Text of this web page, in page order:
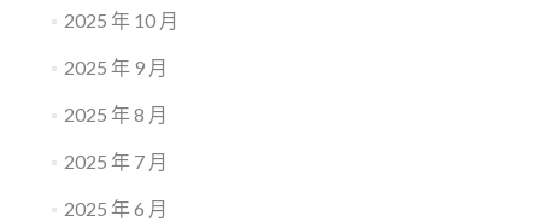
2025 年 10 月
2025 年 9 月
2025 年 8 月
2025 年 7 月
2025 年 6 月